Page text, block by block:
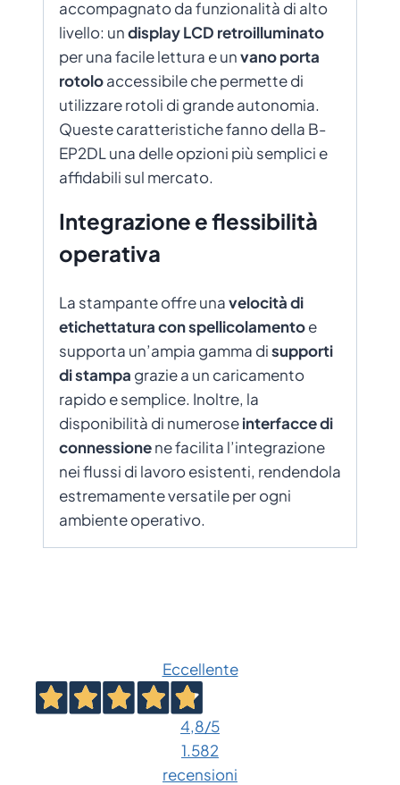
accompagnato da funzionalità di alto
livello: undisplay LCD retroilluminato
per una facile lettura e unvano porta
rotoloaccessibile che permette di
utilizzare rotoli di grande autonomia.
Queste caratteristiche fanno della B-
EP2DL una delle opzioni più semplici e
affidabili sul mercato.
Integrazione e flessibilità
operativa
La stampante offre unavelocità di
etichettatura con spellicolamentoe
supporta un’ampia gamma disupporti
di stampa grazie a un caricamento
rapido e semplice. Inoltre, la
disponibilità di numeroseinterfacce di
connessionene facilita l’integrazione
nei flussi di lavoro esistenti, rendendola
estremamente versatile per ogni
ambiente operativo.
Eccellente
4,8/5
1.582
recensioni